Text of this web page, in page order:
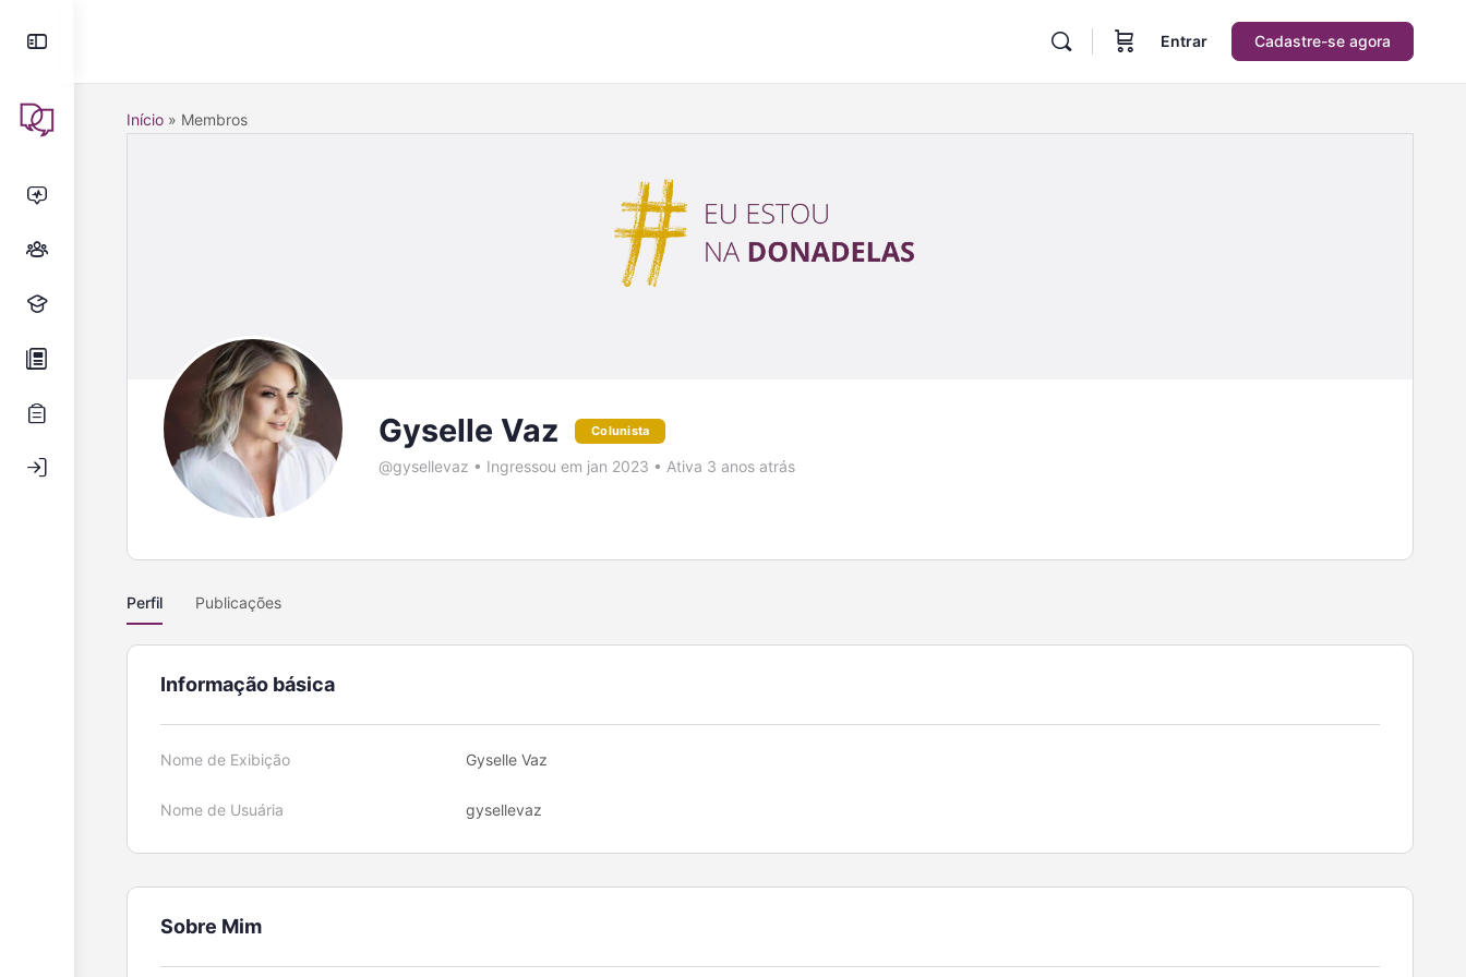
Entrar Cadastre-se agora
Início » Membros
Gyselle Vaz Colunista
@gysellevaz • Ingressou em jan 2023 • Ativa 3 anos atrás
Perfil Publicações
Informação básica
Nome de Exibição Gyselle Vaz
Nome de Usuária gysellevaz
Sobre Mim